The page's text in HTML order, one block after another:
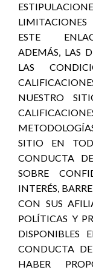
ESTE
ADEMÁS, LAS
LAS
NUESTRO
SITIO EN
CONDUCTA
SOBRE
INTERÉS,
CON SUS
POLÍTICAS Y
DISPONIBLES
CONDUCTA
HABER